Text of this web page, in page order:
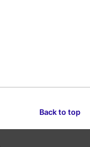
Back to top